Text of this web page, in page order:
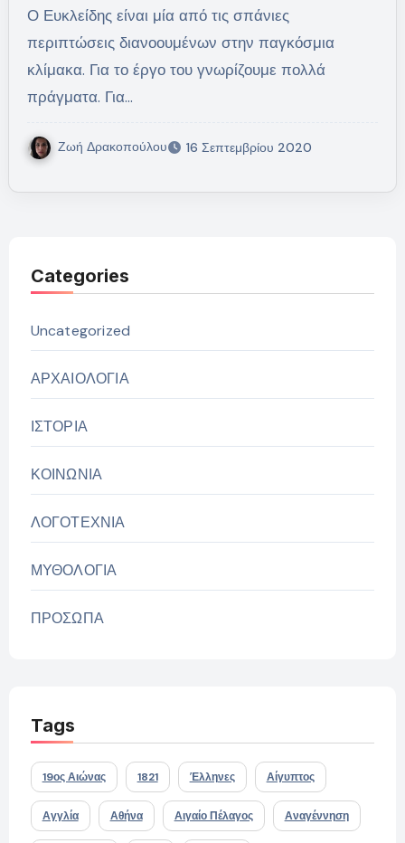
Ο Ευκλείδης είναι μία από τις σπάνιες
περιπτώσεις διανοουμένων στην παγκόσμια
κλίμακα. Για το έργο του γνωρίζουμε πολλά
πράγματα. Για…
Ζωή Δρακοπούλου 16 Σεπτεμβρίου 2020
Categories
Uncategorized
ΑΡΧΑΙΟΛΟΓΙΑ
ΙΣΤΟΡΙΑ
ΚΟΙΝΩΝΙΑ
ΛΟΓΟΤΕΧΝΙΑ
ΜΥΘΟΛΟΓΙΑ
ΠΡΟΣΩΠΑ
Tags
19ος Αιώνας 1821 Έλληνες Αίγυπτος
Αγγλία Αθήνα Αιγαίο Πέλαγος Αναγέννηση